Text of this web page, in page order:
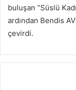
buluşan “Süslü
ardından Bendis
çevirdi.